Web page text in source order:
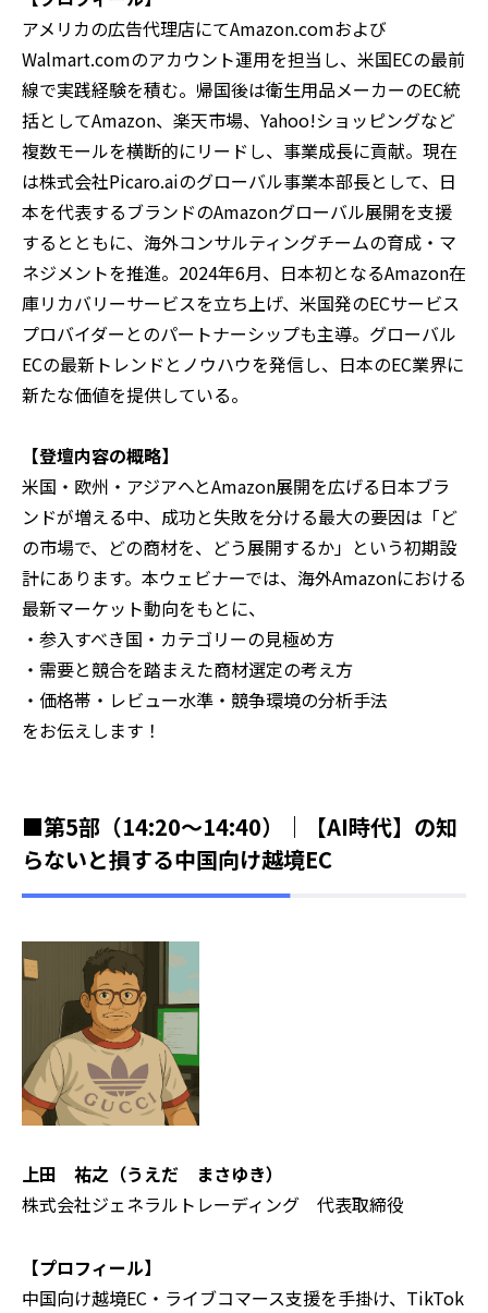
アメリカの広告代理店にてAmazon.comおよび
Walmart.comのアカウント運用を担当し、米国ECの最前
線で実践経験を積む。帰国後は衛生用品メーカーのEC統
括としてAmazon、楽天市場、Yahoo!ショッピングなど
複数モールを横断的にリードし、事業成長に貢献。現在
は株式会社Picaro.aiのグローバル事業本部長として、日
本を代表するブランドのAmazonグローバル展開を支援
するとともに、海外コンサルティングチームの育成・マ
ネジメントを推進。2024年6月、日本初となるAmazon在
庫リカバリーサービスを立ち上げ、米国発のECサービス
プロバイダーとのパートナーシップも主導。グローバル
ECの最新トレンドとノウハウを発信し、日本のEC業界に
新たな価値を提供している。
【登壇内容の概略】
米国・欧州・アジアへとAmazon展開を広げる日本ブラ
ンドが増える中、成功と失敗を分ける最大の要因は「ど
の市場で、どの商材を、どう展開するか」という初期設
計にあります。本ウェビナーでは、海外Amazonにおける
最新マーケット動向をもとに、
・参入すべき国・カテゴリーの見極め方
・需要と競合を踏まえた商材選定の考え方
・価格帯・レビュー水準・競争環境の分析手法
をお伝えします！
■第5部（14:20～14:40）｜【AI時代】の知
らないと損する中国向け越境EC
上田 祐之（うえだ まさゆき）
株式会社ジェネラルトレーディング 代表取締役
【プロフィール】
中国向け越境EC・ライブコマース支援を手掛け、TikTok